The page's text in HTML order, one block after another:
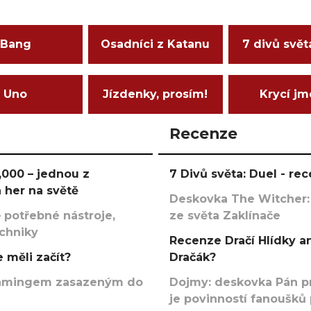
Bang Osadníci z Katanu 7 divů
Uno Jízdenky, prosím! Krycí
– jednou z
na světě
potřebné nástroje,
měli začít?
zasazeným do
Recenze
7 Divů světa: Duel -
Deskovka The
ze světa Zaklínače
Recenze Dračí Hlídky
Dračák?
Dojmy: deskovka Pán
je povinností fanoušků